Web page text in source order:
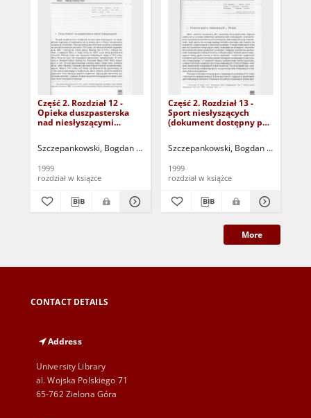
Część 2. Rozdział 12 -
Opieka duszpasterska
nad niesłyszącymi
osób z dysfunkcją
Szczepankowski, Bogdan (1939- )
1999
rozdział w książce
Część 2. Rozdział 13 -
Sport niesłyszących
(dokument dostępny po
wzroku)
Szczepankowski, Bogdan (1939- )
1999
rozdział w książce
More
CONTACT DETAILS
Address
University Library
al. Wojska Polskiego 71
65-762 Zielona Góra